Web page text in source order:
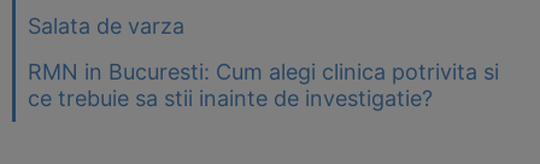
Salata de varza
RMN in Bucuresti: Cum alegi clinica potrivita si
ce trebuie sa stii inainte de investigatie?